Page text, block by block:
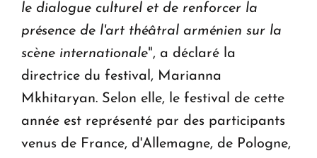
le dialogue culturel et de renforcer la
présence de l'art théâtral arménien sur la
scène internationale", a déclaré la
directrice du festival, Marianna
Mkhitaryan. Selon elle, le festival de cette
année est représenté par des participants
venus de France, d'Allemagne, de Pologne,